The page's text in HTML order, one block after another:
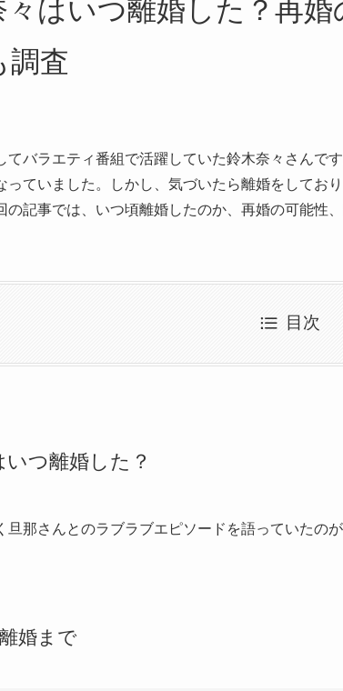
々はいつ離婚した？再
調査
てバラエティ番組で活躍していた鈴木奈々さんで
っていました。しかし、気づいたら離婚をしてお
の記事では、いつ頃離婚したのか、再婚の可能性
目次
つ離婚した？
旦那さんとのラブラブエピソードを語っていたの
婚まで